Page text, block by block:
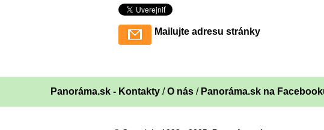
Mailujte adresu stránky
Panoráma.sk - Kontakty/ O nás/ Panoráma.sk na